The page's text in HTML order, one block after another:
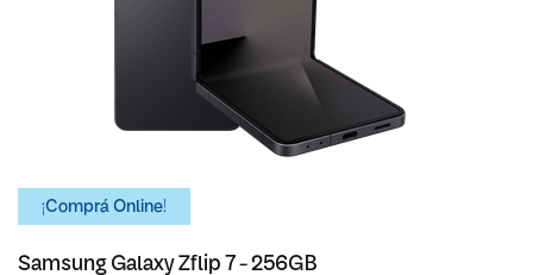
¡Comprá Online!
Samsung Galaxy Zflip 7 - 256GB